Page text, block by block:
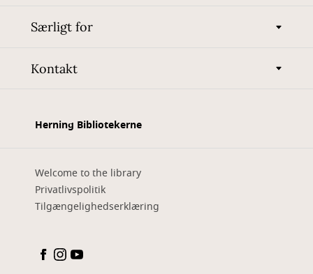
Særligt for
Kontakt
Herning Bibliotekerne
Welcome to the library
Privatlivspolitik
Tilgængelighedserklæring